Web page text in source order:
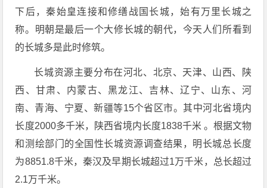
下后，秦始皇连接和修缮战国长城，始有万里长城之
称。明朝是最后一个大修长城的朝代，今天人们所看到
的长城多是此时修筑。
长城资源主要分布在河北、北京、天津、山西、陕
西、甘肃、内蒙古、黑龙江、吉林、辽宁、山东、河
南、青海、宁夏、新疆等15个省区市。其中河北省境内
长度2000多千米，陕西省境内长度1838千米 。根据文物
和测绘部门的全国性长城资源调查结果，明长城总长度
为8851.8千米，秦汉及早期长城超过1万千米，总长超过
2.1万千米。